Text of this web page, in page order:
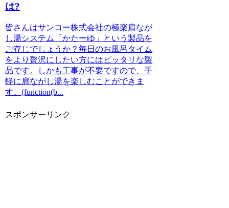
は?
皆さんはサンコー株式会社の極楽肩なが
し湯システム「かたーゆ」という製品を
ご存じでしょうか？毎日のお風呂タイム
をより贅沢にしたい方にはピッタリな製
品です。しかも工事が不要ですので、手
軽に肩ながし湯を楽しむことができま
す。(function(b...
スポンサーリンク